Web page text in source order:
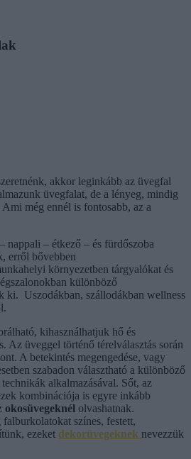
akkor leginkább az üvegfal
üvegfalat, de a lényeg, mindig
Ami még ennél is fontosabb, az a
nappali – étkező – és fürdőszoba
erről bővebben
környezetben tárgyalókat és
különböző
ki. Uszodákban, szállodákban wellness
kihasználhatjuk hő és
Az üveggel történő térelválasztás során
A betekintés megengedése, vagy
szabadon választható a különböző
alkalmazásával. Sőt, az
kombinációja is egyre inkább
okosüvegeknél olvashatnak.
színes, festett,
ezeket dekorüvegeknek nevezzük